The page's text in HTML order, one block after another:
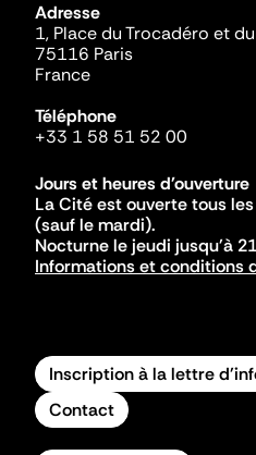
Adresse
1, Place du Trocadéro et
75116 Paris
France
Téléphone
+33 1 58 51 52 00
Jours et heures d'ouverture
La Cité est ouverte tous
(sauf le mardi).
Nocturne le jeudi jusqu'à
Informations et conditions
Inscription à la lettre
Contact